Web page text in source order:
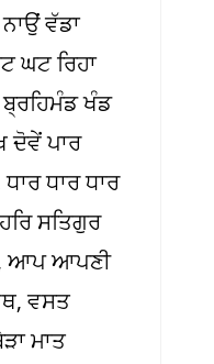
ਵੱਡਾ
ਘਟ ਰਿਹਾ
ਬ੍ਰਹਿਮੰਡ ਖੰਡ
ਦੋਵੇਂ ਪਾਰ
ਧਾਰ ਧਾਰ
ਸਤਿਗੁਰ
ਆਪ ਆਪਣੀ
ਵਸਤ
ਮਾਤ